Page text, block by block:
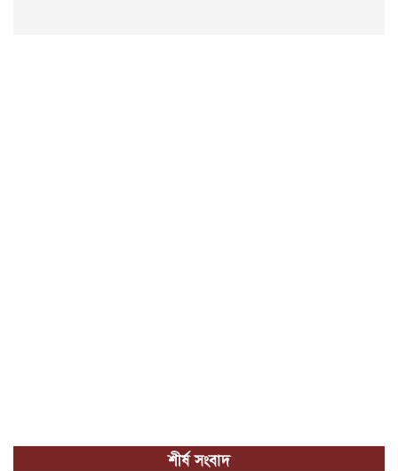
শীর্ষ সংবাদ